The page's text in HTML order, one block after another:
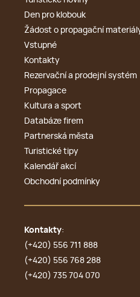
Den pro klobouk
Žádost o propagační
Vstupné
Kontakty
Rezervační a prodejní systém
Propagace
Kultura a sport
Databáze firem
Partnerská města
Turistické tipy
Kalendář akcí
Obchodní podmínky
Kontakty:
(+420) 556 711 888
(+420) 556 768 288
(+420) 735 704 070